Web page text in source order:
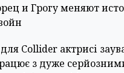
для Collider актрисі
з дуже